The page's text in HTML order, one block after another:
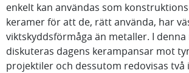
enkelt kan användas som
keramer för att de, rätt använda, har
viktskyddsförmåga än metaller. I
diskuteras dagens kerampansar mot
projektiler och dessutom redovisas två